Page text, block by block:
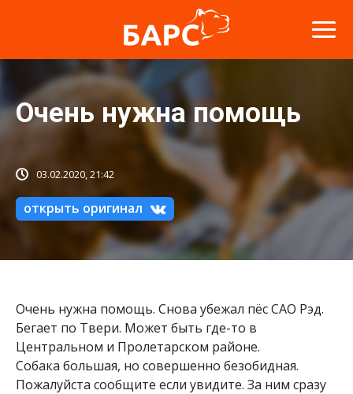
Очень нужна помощь
03.02.2020, 21:42
открыть оригинал
Очень нужна помощь. Снова убежал пёс САО Рэд.
Бегает по Твери. Может быть где-то в
Центральном и Пролетарском районе.
Собака большая, но совершенно безобидная.
Пожалуйста сообщите если увидите. За ним сразу